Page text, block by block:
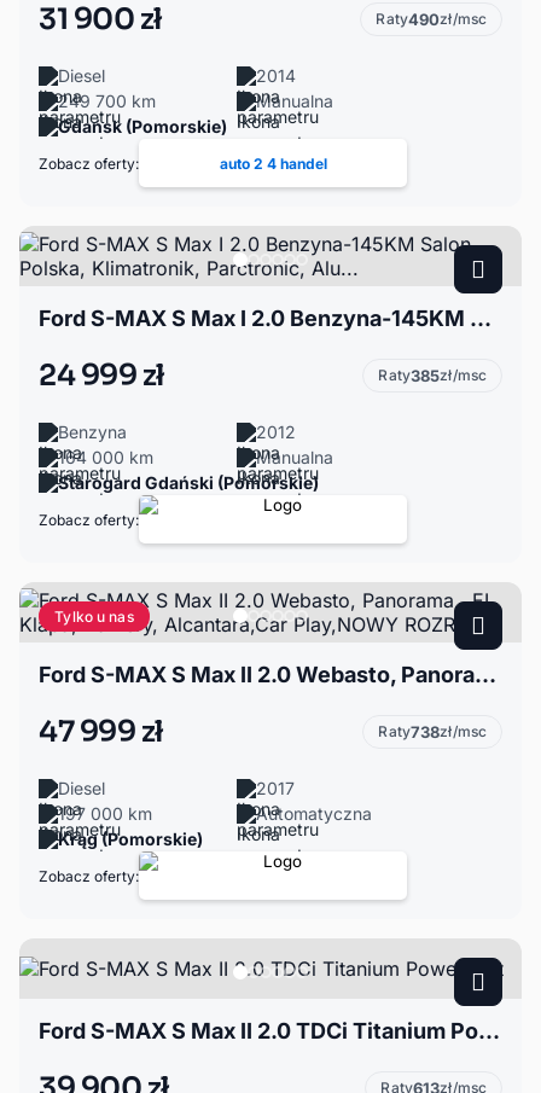
31 900 zł Raty490zł/msc
Diesel
2014
249 700 km
Manualna
Gdańsk (Pomorskie)
Zobacz oferty: auto 2 4 handel
Ford S-MAX S Max I 2.0 Benzyna-145KM Salon Polska, Klimatronik, Parctronic, Alu...
24 999 zł Raty385zł/msc
Benzyna
2012
164 000 km
Manualna
Starogard Gdański (Pomorskie)
Zobacz oferty:
Tylko u nas
Ford S-MAX S Max II 2.0 Webasto, Panorama , EL. Klapa, Kamery, Alcantara,Car Play,NOWY ROZRZĄD
47 999 zł Raty738zł/msc
Diesel
2017
197 000 km
Automatyczna
Krąg (Pomorskie)
Zobacz oferty:
Ford S-MAX S Max II 2.0 TDCi Titanium PowerShift
Raty613zł/msc